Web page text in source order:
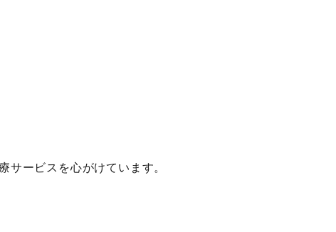
サービスを心がけています。